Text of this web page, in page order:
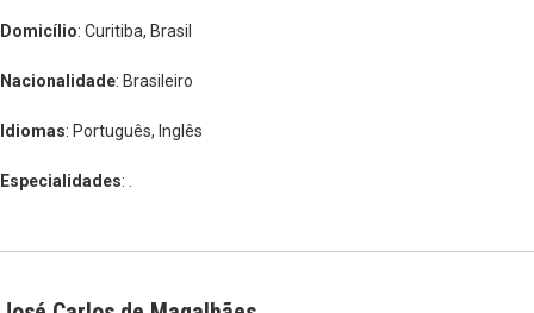
Domicílio: Curitiba, Brasil
Nacionalidade: Brasileiro
Idiomas: Português, Inglês
Especialidades: .